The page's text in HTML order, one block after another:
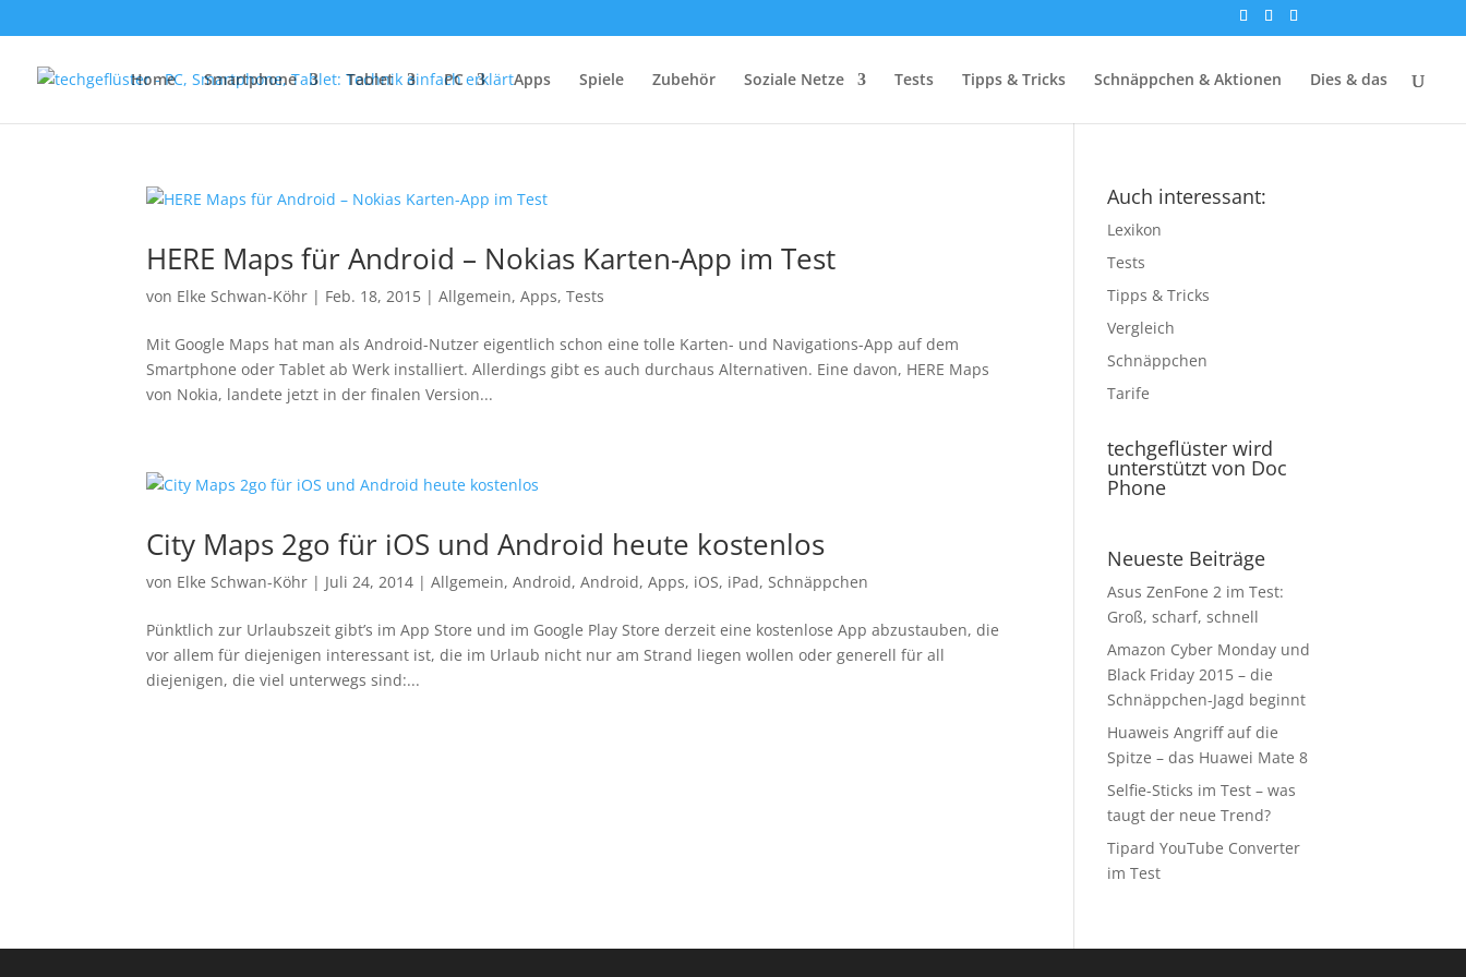
Home Smartphone Tablet PC Apps Spiele Zubehör Soziale Netze Tests Tipps & Tricks Schnäppchen & Aktionen Dies & das
HERE Maps für Android – Nokias Karten-App im Test
von Elke Schwan-Köhr | Feb. 18, 2015 |Allgemein,Apps,Tests
Mit Google Maps hat man als Android-Nutzer eigentlich schon eine tolle Karten- und Navigations-App auf dem
Smartphone oder Tablet ab Werk installiert. Allerdings gibt es auch durchaus Alternativen. Eine davon, HERE Maps
von Nokia, landete jetzt in der finalen Version...
City Maps 2go für iOS und Android heute kostenlos
von Elke Schwan-Köhr | Juli 24, 2014 |Allgemein,Android,Android,Apps, iOS, iPad, Schnäppchen
Pünktlich zur Urlaubszeit gibt’s im App Store und im Google Play Store derzeit eine kostenlose App abzustauben, die
vor allem für diejenigen interessant ist, die im Urlaub nicht nur am Strand liegen wollen oder generell für all
diejenigen, die viel unterwegs sind:...
Auch interessant:
Lexikon
Tests
Tipps & Tricks
Vergleich
Schnäppchen
Tarife
techgeflüster wird
unterstützt von Doc
Phone
Neueste Beiträge
Asus ZenFone 2 im Test:
Groß, scharf, schnell
Amazon Cyber Monday und
Black Friday 2015 – die
Schnäppchen-Jagd beginnt
Huaweis Angriff auf die
Spitze – das Huawei Mate 8
Selfie-Sticks im Test – was
taugt der neue Trend?
Tipard YouTube Converter
im Test